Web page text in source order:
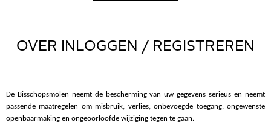
OVER INLOGGEN / REGISTREREN
De Bisschopsmolen neemt de bescherming van uw gegevens serieus en neemt
passende maatregelen om misbruik, verlies, onbevoegde toegang, ongewenste
openbaarmaking en ongeoorloofde wijziging tegen te gaan.